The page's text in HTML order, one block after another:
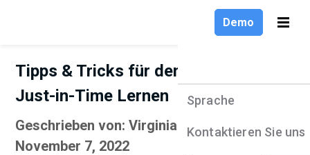
Demo
Produkte
Lösungen
Sprache
English
Sprache
Kontaktieren Sie uns
Tipps & Tricks für den Start von
Just-in-Time Lernen
Geschrieben von: Virginia Shram |
November 7, 2022